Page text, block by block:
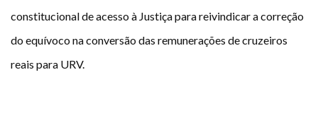
constitucional de acesso à Justiça para reivindicar a correção
do equívoco na conversão das remunerações de cruzeiros
reais para URV.